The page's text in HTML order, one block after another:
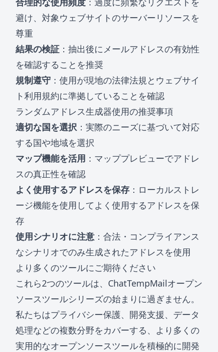
避け、対象ウェブサイトのサーバーリソースを
尊重
結果の検証 ：抽出後にメールアドレスの有効性
を確認することを推奨
規制遵守 ：使用が現地の法律法規とウェブサイ
ト利用規約に準拠していることを確認
ランダムアドレス生成器使用の推奨事項
適切な国を選択：実際のニーズに基づいて対応
する国や地域を選択
マップ機能を活用 ：マッププレビューでアドレ
スの真正性を確認
よく使用するアドレスを保存 ：ローカルストレ
ージ機能を使用してよく使用するアドレスを保
存
使用シナリオに注意 ：合法・コンプライアンス
なシナリオでのみ生成されたアドレスを使用
より多くのツールにご期待ください
これら2つのツールは、ChatTempMailオープン
ソースツールシリーズの始まりに過ぎません。
私たちはプライバシー保護、開発支援、データ
処理などの複数分野をカバーする、より多くの
実用的なオープンソースツールを積極的に開発